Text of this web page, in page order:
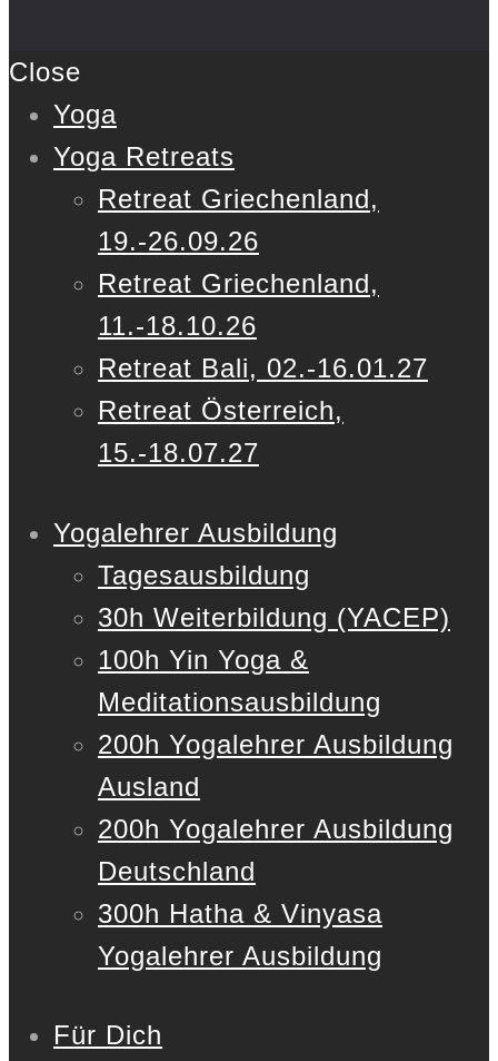
Close
Yoga
Yoga Retreats
Retreat Griechenland,
19.-26.09.26
Retreat Griechenland,
11.-18.10.26
Retreat Bali, 02.-16.01.27
Retreat Österreich,
15.-18.07.27
Yogalehrer Ausbildung
Tagesausbildung
30h Weiterbildung (YACEP)
100h Yin Yoga &
Meditationsausbildung
200h Yogalehrer Ausbildung
Ausland
200h Yogalehrer Ausbildung
Deutschland
300h Hatha & Vinyasa
Yogalehrer Ausbildung
Für Dich